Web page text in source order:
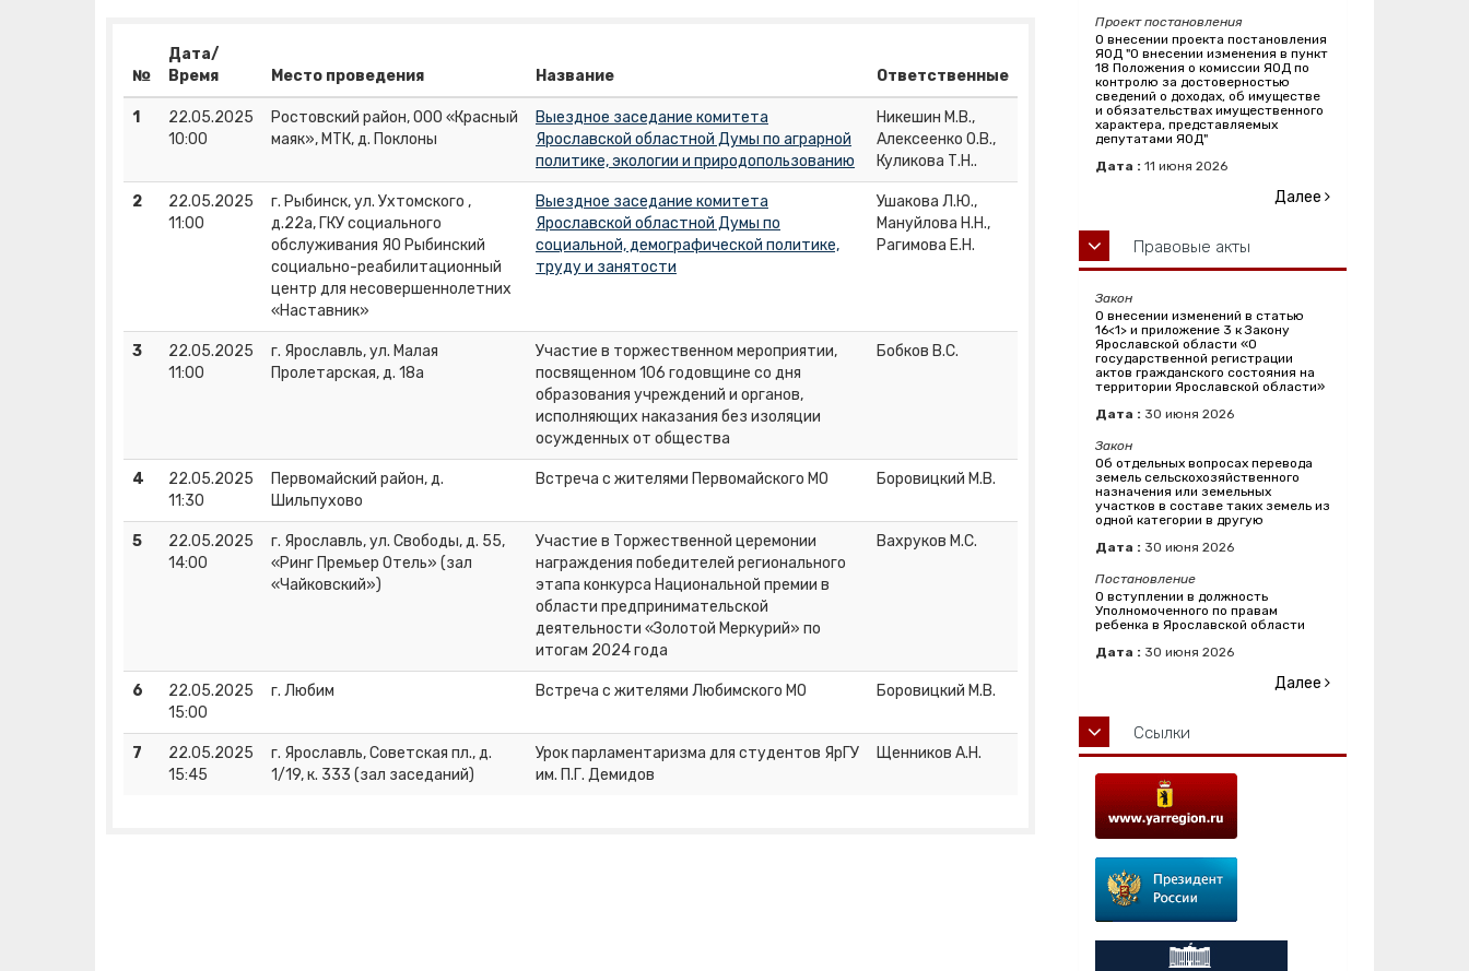
№
Дата/
Время
Место проведения Название Ответственные
1
22.05.2025
10:00
Ростовский район, ООО «Красный
маяк», МТК, д. Поклоны
Выездное заседание комитета
Ярославской областной Думы по аграрной
политике, экологии и природопользованию
Никешин М.В.,
Алексеенко О.В.,
Куликова Т.Н..
2
22.05.2025
11:00
г. Рыбинск, ул. Ухтомского ,
д.22а, ГКУ социального
обслуживания ЯО Рыбинский
социально-реабилитационный
центр для несовершеннолетних
«Наставник»
Выездное заседание комитета
Ярославской областной Думы по
социальной, демографической политике,
труду и занятости
Ушакова Л.Ю.,
Мануйлова Н.Н.,
Рагимова Е.Н.
3
22.05.2025
11:00
г. Ярославль, ул. Малая
Пролетарская, д. 18а
Участие в торжественном мероприятии,
посвященном 106 годовщине со дня
образования учреждений и органов,
исполняющих наказания без изоляции
осужденных от общества
Бобков В.С.
4
22.05.2025
11:30
Первомайский район, д.
Шильпухово
Встреча с жителями Первомайского МО Боровицкий М.В.
5
22.05.2025
14:00
г. Ярославль, ул. Свободы, д. 55,
«Ринг Премьер Отель» (зал
«Чайковский»)
Участие в Торжественной церемонии
награждения победителей регионального
этапа конкурса Национальной премии в
области предпринимательской
деятельности «Золотой Меркурий» по
итогам 2024 года
Вахруков М.С.
6
22.05.2025
15:00
г. Любим Встреча с жителями Любимского МО Боровицкий М.В.
7
22.05.2025
15:45
г. Ярославль, Советская пл., д.
1/19, к. 333 (зал заседаний)
Урок парламентаризма для студентов ЯрГУ
им. П.Г. Демидов
Щенников А.Н.
Проект постановления
О внесении проекта постановления
ЯОД "О внесении изменения в пункт
18 Положения о комиссии ЯОД по
контролю за достоверностью
сведений о доходах, об имуществе
и обязательствах имущественного
характера, представляемых
депутатами ЯОД"
Дата : 11 июня 2026
Далее
Правовые акты
Закон
О внесении изменений в статью
16<1> и приложение 3 к Закону
Ярославской области «О
государственной регистрации
актов гражданского состояния на
территории Ярославской области»
Дата : 30 июня 2026
Закон
Об отдельных вопросах перевода
земель сельскохозяйственного
назначения или земельных
участков в составе таких земель из
одной категории в другую
Дата : 30 июня 2026
Постановление
О вступлении в должность
Уполномоченного по правам
ребенка в Ярославской области
Дата : 30 июня 2026
Далее
Ссылки